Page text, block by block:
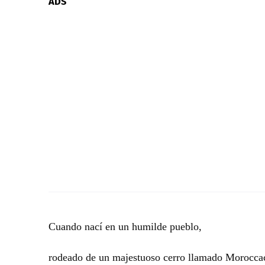
Cuando nací en un humilde pueblo,
rodeado de un majestuoso cerro llamado